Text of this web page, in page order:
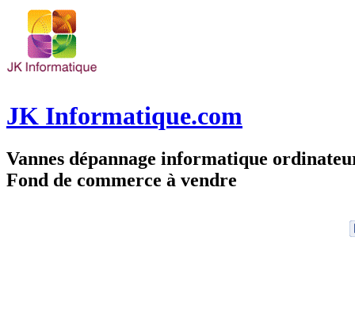
JK Informatique.com
Vannes dépannage informatique
Fond de commerce à vendre